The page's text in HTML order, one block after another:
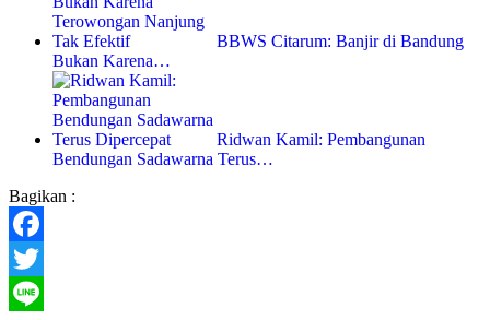
BBWS Citarum: Banjir di Bandung
Bukan Karena…
Ridwan Kamil: Pembangunan
Bendungan Sadawarna Terus…
Bagikan :
Facebook
Twitter